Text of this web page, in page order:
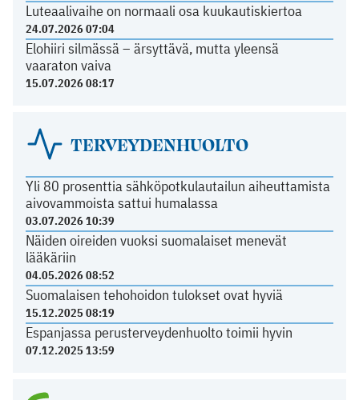
Luteaalivaihe on normaali osa kuukautiskiertoa
24.07.2026 07:04
Elohiiri silmässä – ärsyttävä, mutta yleensä
vaaraton vaiva
15.07.2026 08:17
TERVEYDENHUOLTO
Yli 80 prosenttia sähköpotkulautailun aiheuttamista
aivovammoista sattui humalassa
03.07.2026 10:39
Näiden oireiden vuoksi suomalaiset menevät
lääkäriin
04.05.2026 08:52
Suomalaisen tehohoidon tulokset ovat hyviä
15.12.2025 08:19
Espanjassa perusterveydenhuolto toimii hyvin
07.12.2025 13:59